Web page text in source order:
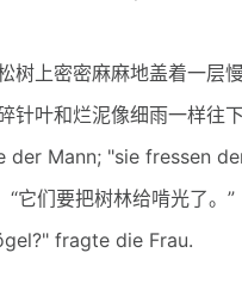
上密密麻麻地盖着一层
针叶和烂泥像细雨一样往下
Mann; "sie fressen
们要把树林给啃光了。”
fragte die Frau.